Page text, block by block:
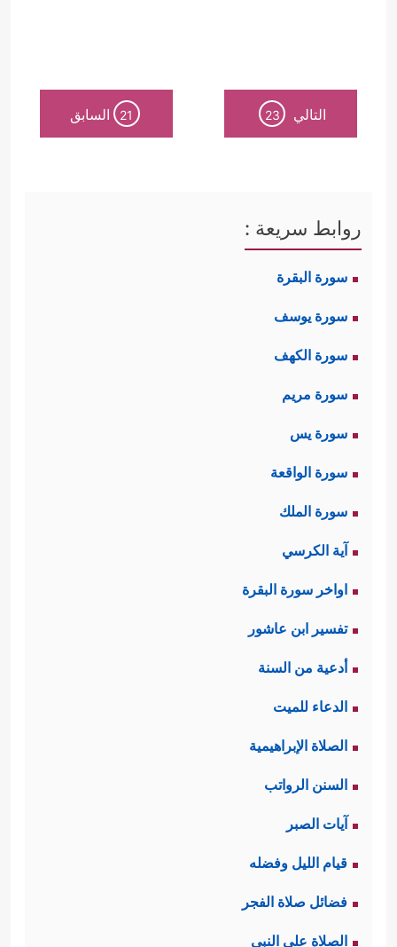
التالي 23
21 السابق
روابط سريعة :
سورة البقرة
سورة يوسف
سورة الكهف
سورة مريم
سورة يس
سورة الواقعة
سورة الملك
آية الكرسي
اواخر سورة البقرة
تفسير ابن عاشور
أدعية من السنة
الدعاء للميت
الصلاة الإبراهيمية
السنن الرواتب
آيات الصبر
قيام الليل وفضله
فضائل صلاة الفجر
الصلاة على النبي